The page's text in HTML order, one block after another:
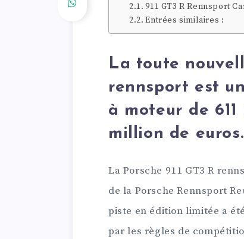
911 GT3 R Rennsport
Entrées similaires :
La toute
rennsport est
à moteur de
million de euros.
La Porsche 911 GT3 R
de la Porsche Rennsport
piste en édition limitée a
par les règles de